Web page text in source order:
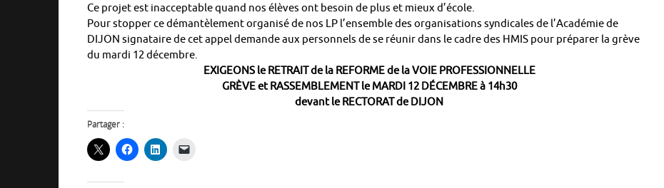
Ce projet est inacceptable quand nos élèves ont besoin de plus et mieux d’école.
Pour stopper ce démantèlement organisé de nos LP l’ensemble des organisations syndicales de l’Académie de
DIJON signataire de cet appel demande aux personnels de se réunir dans le cadre des HMIS pour préparer la grève
du mardi 12 décembre.
EXIGEONS le RETRAIT de la REFORME de la VOIE PROFESSIONNELLE
GRÈVE et RASSEMBLEMENT le MARDI 12 DÉCEMBRE à 14h30
devant le RECTORAT de DIJON
Partager :